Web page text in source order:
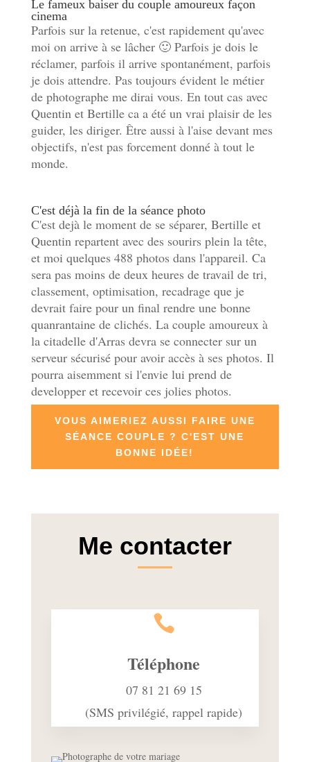
Le fameux baiser du couple amoureux façon
cinema
Parfois sur la retenue, c'est rapidement qu'avec
moi on arrive à se lâcher 🙂 Parfois je dois le
réclamer, parfois il arrive spontanément, parfois
je dois attendre. Pas toujours évident le métier
de photographe me dirai vous. En tout cas avec
Quentin et Bertille ca a été un vrai plaisir de les
guider, les diriger. Être aussi à l'aise devant mes
objectifs, n'est pas forcement donné à tout le
monde.
C'est déjà la fin de la séance photo
C'est dejà le moment de se séparer, Bertille et
Quentin repartent avec des sourirs plein la tête,
et moi quelques 488 photos dans l'appareil. Ca
sera pas moins de deux heures de travail de tri,
classement, optimisation, recadrage que je
devrait faire pour un final rendre une bonne
quanrantaine de clichés. La couple amoureux à
la citadelle d'Arras devra se connecter sur un
serveur sécurisé pour avoir accès à ses photos. Il
pourra aisemment si l'envie lui prend de
developper et recevoir ces jolies photos.
VOUS AIMERIEZ AUSSI FAIRE UNE
SÉANCE COUPLE ? C'EST UNE
BONNE IDÉE!
Me contacter

Téléphone
07 81 21 69 15
(SMS privilégié, rappel rapide)